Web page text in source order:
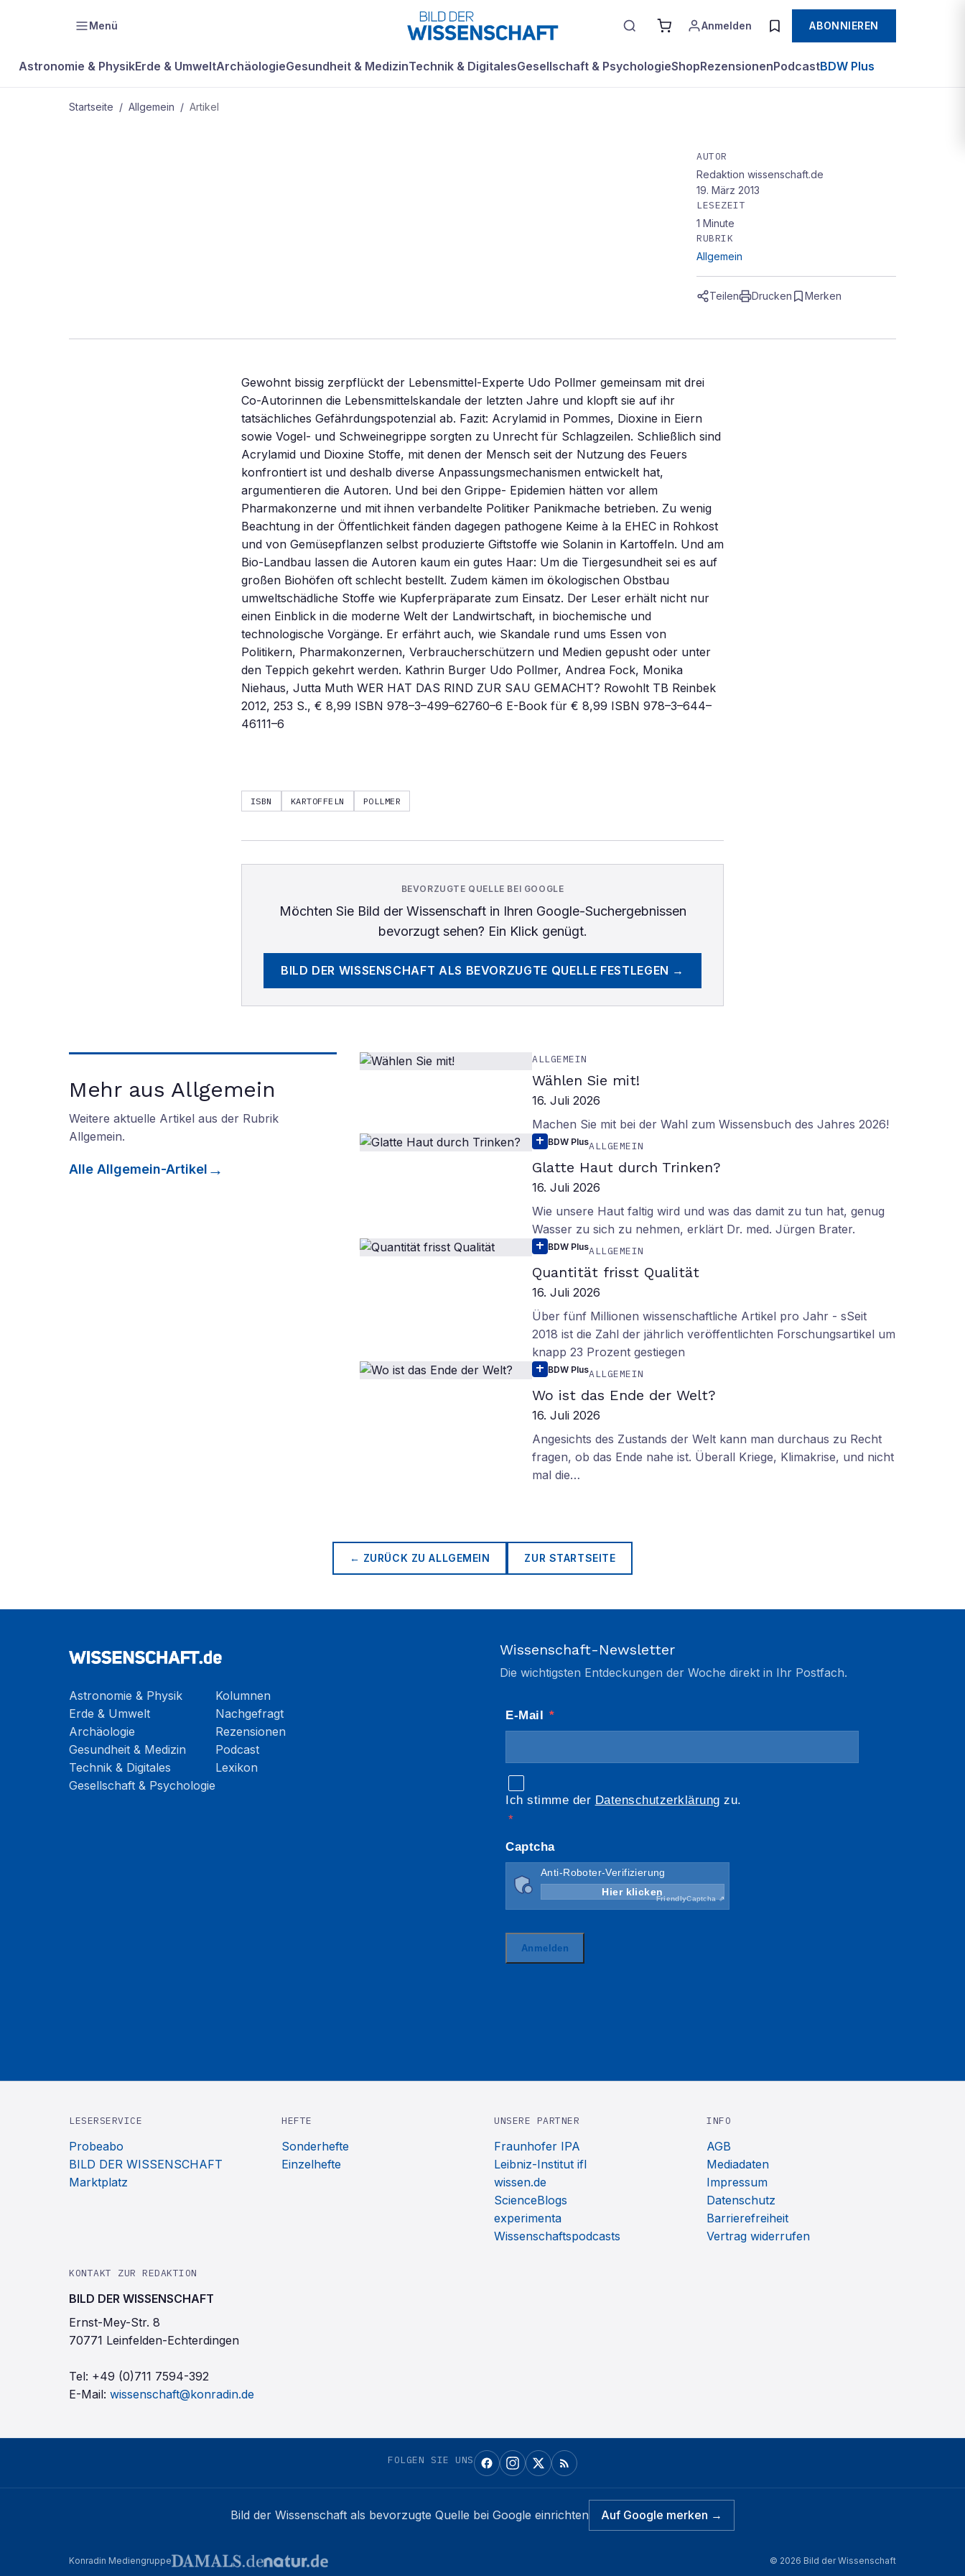
Menü Anmelden ABONNIEREN
Astronomie & PhysikErde & UmweltArchäologieGesundheit & MedizinTechnik & DigitalesGesellschaft & PsychologieShopRezensionenPodcastBDW Plus
Startseite / Allgemein / Artikel
AUTOR
Redaktion wissenschaft.de
19. März 2013
LESEZEIT
1 Minute
RUBRIK
Allgemein
Teilen Drucken Merken
Gewohnt bissig zerpflückt der Lebensmittel-Experte Udo Pollmer gemeinsam mit drei
Co-Autorinnen die Lebensmittelskandale der letzten Jahre und klopft sie auf ihr
tatsächliches Gefährdungspotenzial ab. Fazit: Acrylamid in Pommes, Dioxine in Eiern
sowie Vogel- und Schweinegrippe sorgten zu Unrecht für Schlagzeilen. Schließlich sind
Acrylamid und Dioxine Stoffe, mit denen der Mensch seit der Nutzung des Feuers
konfrontiert ist und deshalb diverse Anpassungsmechanismen entwickelt hat,
argumentieren die Autoren. Und bei den Grippe- Epidemien hätten vor allem
Pharmakonzerne und mit ihnen verbandelte Politiker Panikmache betrieben. Zu wenig
Beachtung in der Öffentlichkeit fänden dagegen pathogene Keime à la EHEC in Rohkost
und von Gemüsepflanzen selbst produzierte Giftstoffe wie Solanin in Kartoffeln. Und am
Bio-Landbau lassen die Autoren kaum ein gutes Haar: Um die Tiergesundheit sei es auf
großen Biohöfen oft schlecht bestellt. Zudem kämen im ökologischen Obstbau
umweltschädliche Stoffe wie Kupferpräparate zum Einsatz. Der Leser erhält nicht nur
einen Einblick in die moderne Welt der Landwirtschaft, in biochemische und
technologische Vorgänge. Er erfährt auch, wie Skandale rund ums Essen von
Politikern, Pharmakonzernen, Verbraucherschützern und Medien gepusht oder unter
den Teppich gekehrt werden. Kathrin Burger Udo Pollmer, Andrea Fock, Monika
Niehaus, Jutta Muth WER HAT DAS RIND ZUR SAU GEMACHT? Rowohlt TB Reinbek
2012, 253 S., € 8,99 ISBN 978–3–499–62760–6 E-Book für € 8,99 ISBN 978–3–644–
46111–6
ISBN KARTOFFELN POLLMER
BEVORZUGTE QUELLE BEI GOOGLE
Möchten Sie Bild der Wissenschaftin Ihren Google-Suchergebnissen
bevorzugt sehen? Ein Klick genügt.
BILD DER WISSENSCHAFT ALS BEVORZUGTE QUELLE FESTLEGEN →
Mehr aus Allgemein
Weitere aktuelle Artikel aus der Rubrik
Allgemein.
Alle Allgemein-Artikel
ALLGEMEIN
Wählen Sie mit!
16. Juli 2026
Machen Sie mit bei der Wahl zum Wissensbuch des Jahres 2026!
BDW PlusALLGEMEIN
Glatte Haut durch Trinken?
16. Juli 2026
Wie unsere Haut faltig wird und was das damit zu tun hat, genug
Wasser zu sich zu nehmen, erklärt Dr. med. Jürgen Brater.
BDW PlusALLGEMEIN
Quantität frisst Qualität
16. Juli 2026
Über fünf Millionen wissenschaftliche Artikel pro Jahr - sSeit
2018 ist die Zahl der jährlich veröffentlichten Forschungsartikel um
knapp 23 Prozent gestiegen
BDW PlusALLGEMEIN
Wo ist das Ende der Welt?
16. Juli 2026
Angesichts des Zustands der Welt kann man durchaus zu Recht
fragen, ob das Ende nahe ist. Überall Kriege, Klimakrise, und nicht
mal die…
← ZURÜCK ZUALLGEMEIN ZUR STARTSEITE
Astronomie & Physik
Erde & Umwelt
Archäologie
Gesundheit & Medizin
Technik & Digitales
Gesellschaft & Psychologie
Kolumnen
Nachgefragt
Rezensionen
Podcast
Lexikon
Wissenschaft-Newsletter
Die wichtigsten Entdeckungen der Woche direkt in Ihr Postfach.
LESERSERVICE
Probeabo
BILD DER WISSENSCHAFT
Marktplatz
HEFTE
Sonderhefte
Einzelhefte
UNSERE PARTNER
Fraunhofer IPA
Leibniz-Institut ifl
wissen.de
ScienceBlogs
experimenta
Wissenschaftspodcasts
INFO
AGB
Mediadaten
Impressum
Datenschutz
Barrierefreiheit
Vertrag widerrufen
KONTAKT ZUR REDAKTION
BILD DER WISSENSCHAFT
Ernst-Mey-Str. 8
70771 Leinfelden-Echterdingen
Tel: +49 (0)711 7594-392
E-Mail: wissenschaft@konradin.de
FOLGEN SIE UNS
Bild der Wissenschaft als bevorzugte Quelle bei Google einrichten Auf Google merken →
Konradin Mediengruppe © 2026 Bild der Wissenschaft